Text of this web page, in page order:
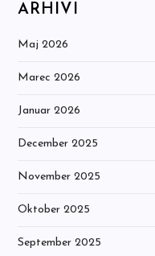
ARHIVI
Maj 2026
Marec 2026
Januar 2026
December 2025
November 2025
Oktober 2025
September 2025